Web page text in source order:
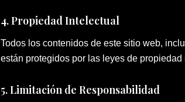
4. Propiedad Intelectual
Todos los contenidos de este sitio web,
están protegidos por las leyes de propiedad
5. Limitación de Responsabilidad